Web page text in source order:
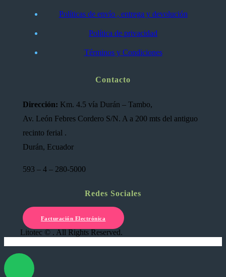
Políticas de envío , entrega y devolución
Política de privacidad
Términos y Condiciones
Contacto
Dirección: Km. 4.5 vía Durán – Tambo,
Av. León Febres Cordero S/N. A a 200 mts del antiguo
recinto ferial .
Durán, Ecuador
593 – 4 – 280-5000
Redes Sociales
Facturación Electrónica
Litotec © . All Rights Reserved.